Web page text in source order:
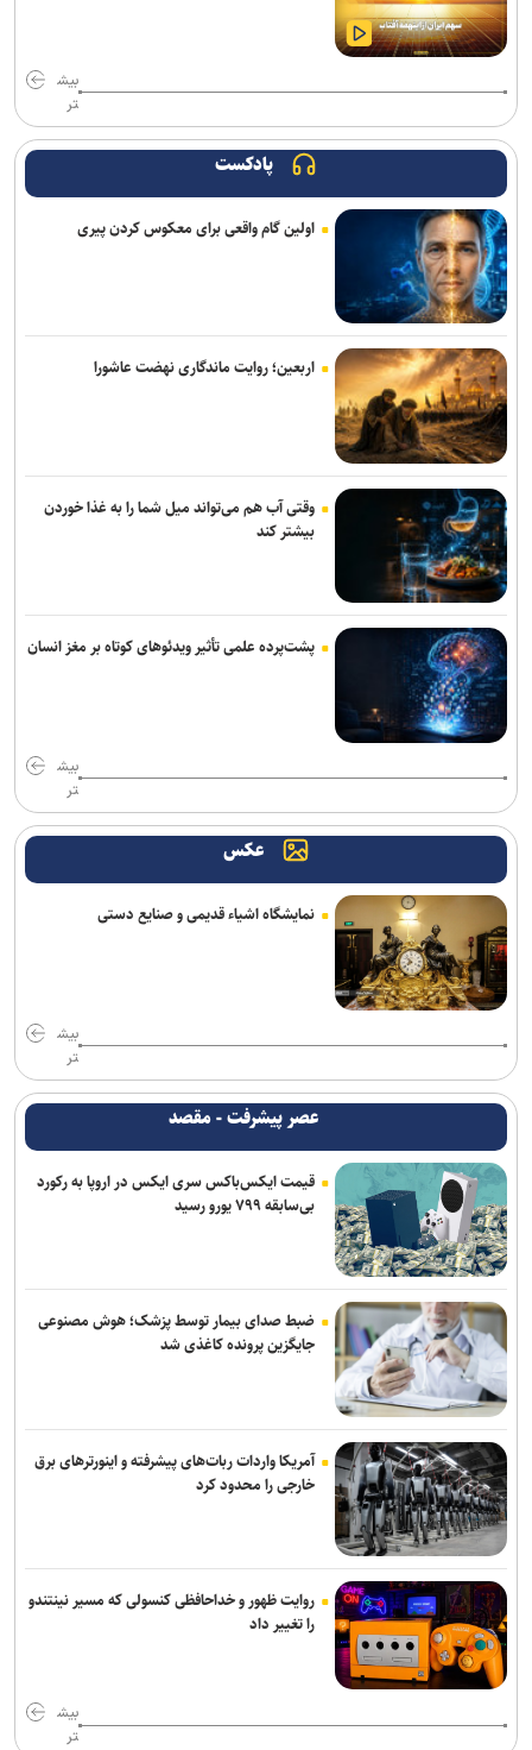
نذری‌ام‌البنین تا پیگیری مطالبات زائران
«حسن‌آقا حسینی قشنگه» با اکبر عبدی ماندگار شد/ بازیگری که از هر
صادرات فرهنگ از انتخاب درست آغاز می‌شود
«آبجی‌ها و آقاجان» در تالار حافظ روی صحنه می‌رود
اربعین امسال جلوه‌ای از وفاداری امت اسلامی به قائد شهید بود
پیام تسلیت وزیر فرهنگ در پی درگذشت نویسنده پیشکسوت مطبوعات
«محمد حقیقی» درگذشت
بیش
تر
پادکست
اولین گام واقعی برای معکوس کردن پیری
اربعین؛ روایت ماندگاری نهضت عاشورا
وقتی آب هم می‌تواند میل شما را به غذا خوردن
بیشتر کند
پشت‌پرده علمی تأثیر ویدئو‌های کوتاه بر مغز انسان
بیش
تر
عکس
نمایشگاه اشیاء قدیمی و صنایع دستی
بیش
تر
عصر پیشرفت - مقصد
قیمت ایکس‌باکس سری ایکس در اروپا به رکورد
بی‌سابقه ۷۹۹ یورو رسید
ضبط صدای بیمار توسط پزشک؛ هوش مصنوعی
جایگزین پرونده کاغذی شد
آمریکا واردات ربات‌های پیشرفته و اینورترهای برق
خارجی را محدود کرد
روایت ظهور و خداحافظی کنسولی که مسیر نینتندو
را تغییر داد
بیش
تر